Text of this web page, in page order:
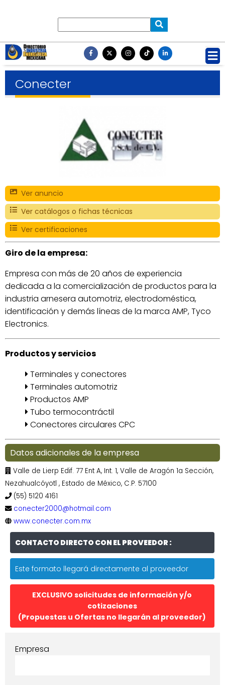
Conecter
Ver anuncio
Ver catálogos o fichas técnicas
Ver certificaciones
Giro de la empresa:
Empresa con más de 20 años de experiencia
dedicada a la comercialización de productos para la
industria arnesera automotriz, electrodoméstica,
identificación y demás líneas de la marca AMP, Tyco
Electronics.
Productos y servicios
Terminales y conectores
Terminales automotriz
Productos AMP
Tubo termocontráctil
Conectores circulares CPC
Datos adicionales de la empresa
Valle de Lierp Edif. 77 Ent A, Int. 1, Valle de Aragón 1a Sección,
Nezahualcóyotl , Estado de México, C.P. 57100
(55) 5120 4161
conecter2000@hotmail.com
www.conecter.com.mx
CONTACTO DIRECTO CON EL PROVEEDOR :
Este formato llegará directamente al proveedor
EXCLUSIVO solicitudes de información y/o
cotizaciones
(Propuestas u Ofertas no llegarán al proveedor)
Empresa